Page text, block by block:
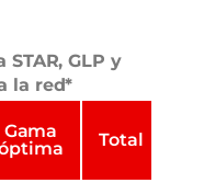
GLP y
la red*
Gama
Total